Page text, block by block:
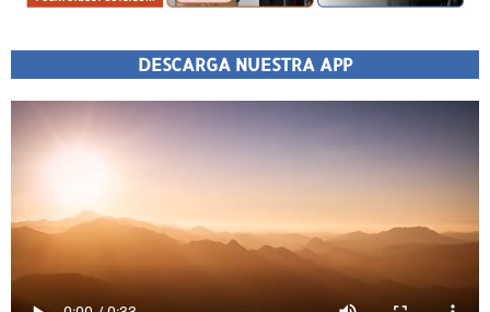
DESCARGA NUESTRA APP